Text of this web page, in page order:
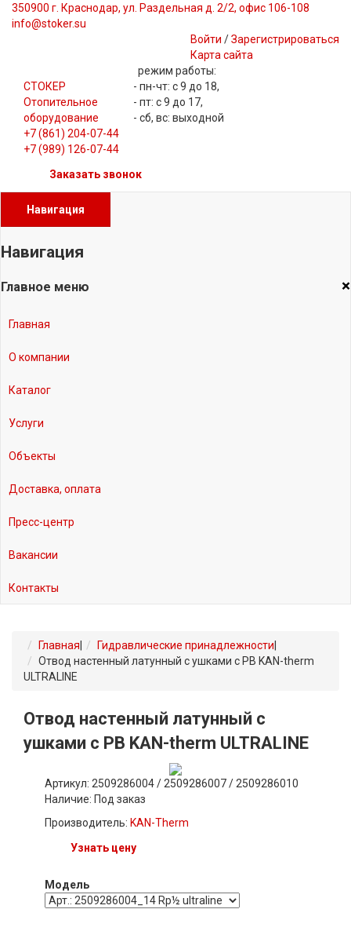
350900 г. Краснодар, ул. Раздельная д. 2/2, офис 106-108
info@stoker.su
Войти /Зарегистрироваться
Карта сайта
СТОКЕР
Отопительное
оборудование
режим работы:
- пн-чт: с 9 до 18,
- пт: с 9 до 17,
- сб, вс: выходной
+7 (861) 204-07-44
+7 (989) 126-07-44
Заказать звонок
Навигация
Навигация
×
Главное меню
Главная
О компании
Каталог
Услуги
Объекты
Доставка, оплата
Пресс-центр
Вакансии
Контакты
Главная Гидравлические принадлежности
Отвод настенный латунный с ушками с РВ KAN-therm
ULTRALINE
Отвод настенный латунный с
ушками с РВ KAN-therm ULTRALINE
Артикул: 2509286004 / 2509286007 / 2509286010
Наличие: Под заказ
Производитель: KAN-Therm
Узнать цену
Модель